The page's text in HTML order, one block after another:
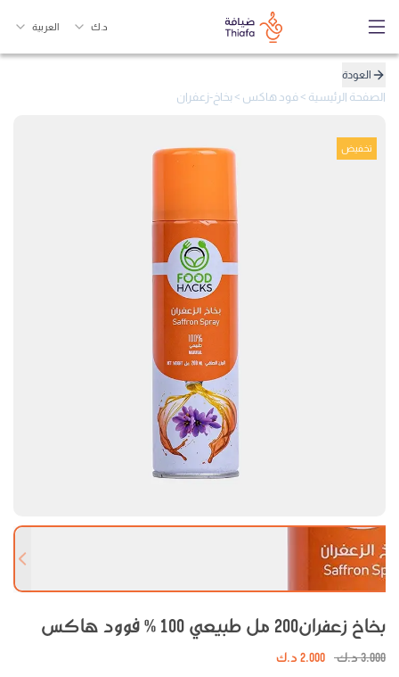
د.ك العربية
العودة
الصفحة الرئيسية > فود هاكس > بخاخ-زعفران
تخفيض
Next slide
بخاخ زعفران200 مل طبيعي 100 % فوود هاكس
3.000د.ك 2.000د.ك